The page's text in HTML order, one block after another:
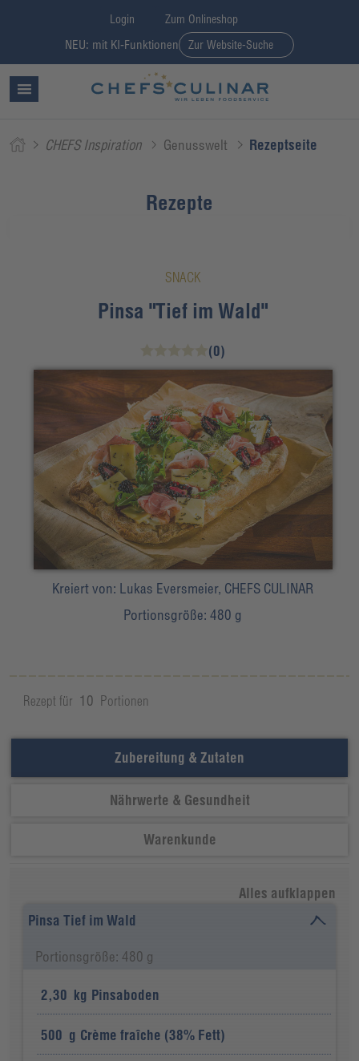
Login Zum Onlineshop
NEU: mit KI-Funktionen Zur Website-Suche
CHEFS Inspiration Genusswelt Rezeptseite
Rezepte
SNACK
Pinsa "Tief im Wald"
(0)
Kreiert von: Lukas Eversmeier, CHEFS CULINAR
Portionsgröße:480 g
Rezept für 10 Portionen
Zubereitung & Zutaten
Nährwerte & Gesundheit
Warenkunde
Alles aufklappen
Pinsa Tief im Wald
Portionsgröße: 480 g
2,30 kg Pinsaboden
500 g Crème fraîche (38% Fett)